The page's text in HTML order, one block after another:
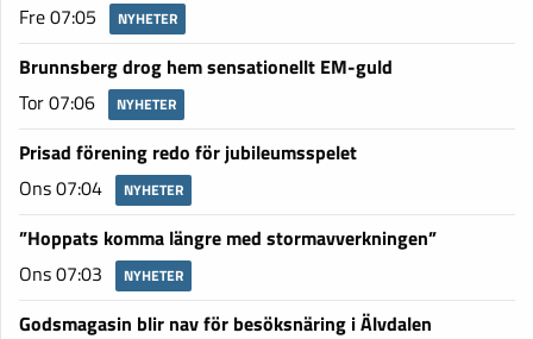
Fre 07:05
NYHETER
Brunnsberg drog hem sensationellt EM-guld
Tor 07:06
NYHETER
Prisad förening redo för jubileumsspelet
Ons 07:04
NYHETER
”Hoppats komma längre med stormavverkningen”
Ons 07:03
NYHETER
Godsmagasin blir nav för besöksnäring i Älvdalen